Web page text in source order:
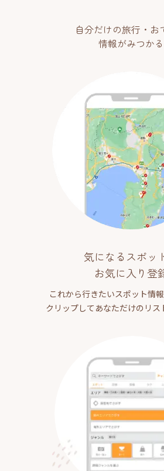
自分だけの旅行・お
情報がみつかる
気になるスポッ
お気に入り登
これから行きたいスポット情
クリップしてあなただけのリス